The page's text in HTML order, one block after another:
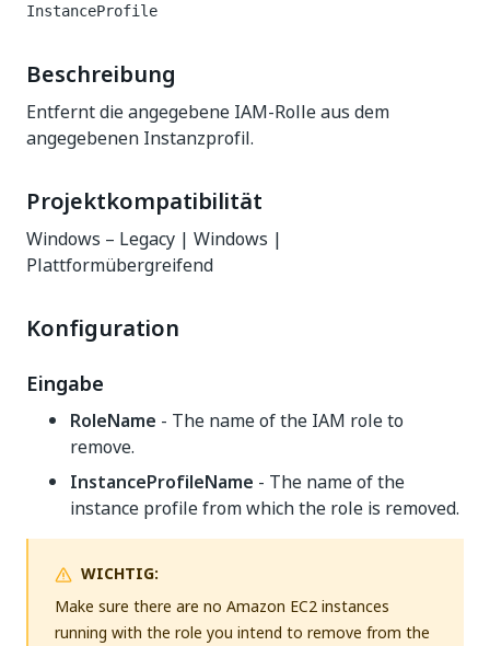
InstanceProfile
Beschreibung
Entfernt die angegebene IAM-Rolle aus dem
angegebenen Instanzprofil.
Projektkompatibilität
Windows – Legacy | Windows |
Plattformübergreifend
Konfiguration
Eingabe
RoleName - The name of the IAM role to
remove.
InstanceProfileName - The name of the
instance profile from which the role is removed.
WICHTIG:
Make sure there are no Amazon EC2 instances
running with the role you intend to remove from the